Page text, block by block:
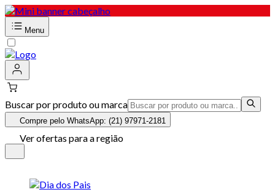
Menu
Buscar por produto ou marca
Compre pelo WhatsApp: (21) 97971-2181
Ver ofertas para a região